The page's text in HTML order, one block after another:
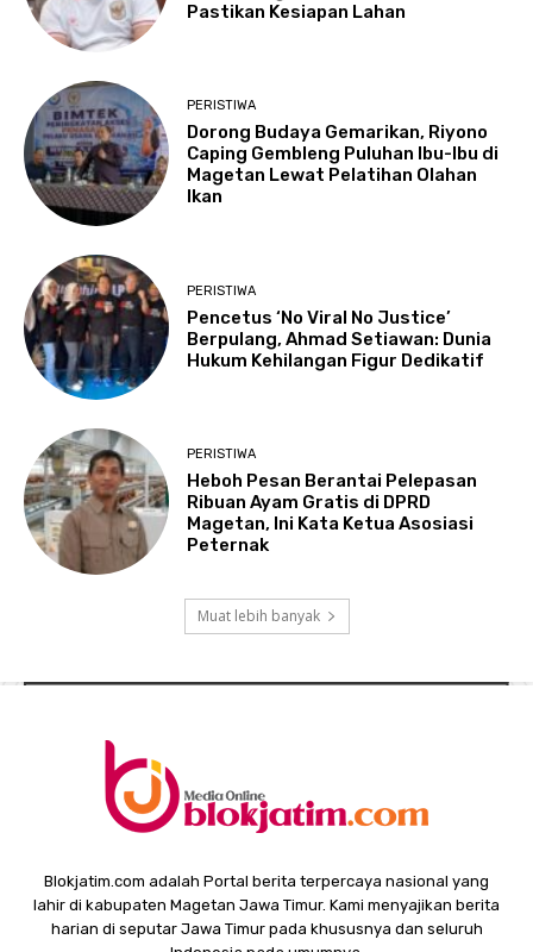
Pastikan Kesiapan Lahan
PERISTIWA
Dorong Budaya Gemarikan, Riyono
Caping Gembleng Puluhan Ibu-Ibu di
Magetan Lewat Pelatihan Olahan
Ikan
PERISTIWA
Pencetus ‘No Viral No Justice’
Berpulang, Ahmad Setiawan: Dunia
Hukum Kehilangan Figur Dedikatif
PERISTIWA
Heboh Pesan Berantai Pelepasan
Ribuan Ayam Gratis di DPRD
Magetan, Ini Kata Ketua Asosiasi
Peternak
Muat lebih banyak
Blokjatim.com adalah Portal berita terpercaya nasional yang
lahir di kabupaten Magetan Jawa Timur. Kami menyajikan berita
harian di seputar Jawa Timur pada khususnya dan seluruh